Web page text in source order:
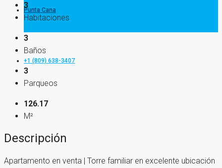
Punta Cana
+1 (809) 638-3407
3
Habitaciones
3
Baños
3
Parqueos
126.17
M²
Descripción
Apartamento en venta | Torre familiar en excelente ubicación